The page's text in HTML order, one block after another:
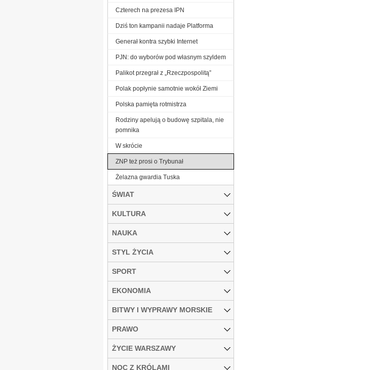
Czterech na prezesa IPN
Dziś ton kampanii nadaje Platforma
Generał kontra szybki Internet
PJN: do wyborów pod własnym szyldem
Palikot przegrał z „Rzeczpospolitą”
Polak popłynie samotnie wokół Ziemi
Polska pamięta rotmistrza
Rodziny apelują o budowę szpitala, nie
pomnika
W skrócie
ZNP też prosi o Trybunał
Żelazna gwardia Tuska
ŚWIAT
KULTURA
NAUKA
STYL ŻYCIA
SPORT
EKONOMIA
BITWY I WYPRAWY MORSKIE
PRAWO
ŻYCIE WARSZAWY
NOC Z KRÓLAMI